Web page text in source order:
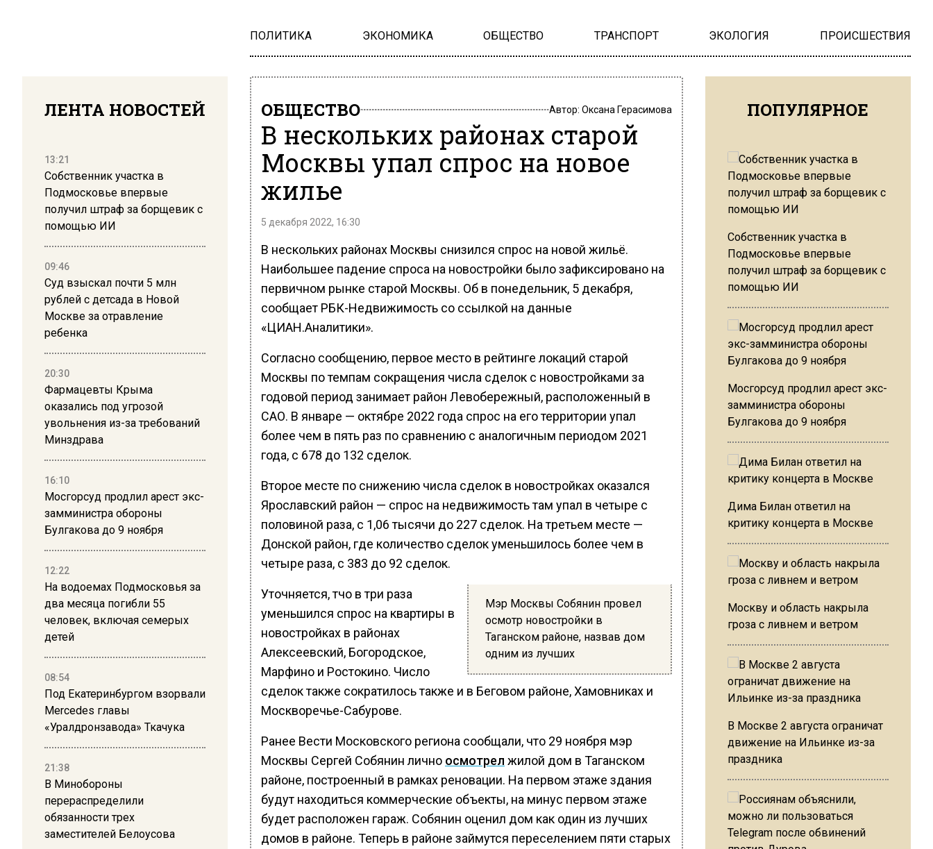
ПОЛИТИКА ЭКОНОМИКА ОБЩЕСТВО ТРАНСПОРТ ЭКОЛОГИЯ ПРОИСШЕСТВИЯ
ЛЕНТА НОВОСТЕЙ
13:21
Собственник участка в
Подмосковье впервые
получил штраф за борщевик с
помощью ИИ
09:46
Суд взыскал почти 5 млн
рублей с детсада в Новой
Москве за отравление
ребенка
20:30
Фармацевты Крыма
оказались под угрозой
увольнения из-за требований
Минздрава
16:10
Мосгорсуд продлил арест экс-
замминистра обороны
Булгакова до 9 ноября
12:22
На водоемах Подмосковья за
два месяца погибли 55
человек, включая семерых
детей
08:54
Под Екатеринбургом взорвали
Mercedes главы
«Уралдронзавода» Ткачука
21:38
В Минобороны
перераспределили
обязанности трех
заместителей Белоусова
ОБЩЕСТВО Автор: Оксана Герасимова
В нескольких районах старой
Москвы упал спрос на новое
жилье
5 декабря 2022, 16:30
В нескольких районах Москвы снизился спрос на новой жильё.
Наибольшее падение спроса на новостройки было зафиксировано на
первичном рынке старой Москвы. Об в понедельник, 5 декабря,
сообщает РБК-Недвижимость со ссылкой на данные
«ЦИАН.Аналитики».
Согласно сообщению, первое место в рейтинге локаций старой
Москвы по темпам сокращения числа сделок с новостройками за
годовой период занимает район Левобережный, расположенный в
САО. В январе — октябре 2022 года спрос на его территории упал
более чем в пять раз по сравнению с аналогичным периодом 2021
года, с 678 до 132 сделок.
Второе месте по снижению числа сделок в новостройках оказался
Ярославский район — спрос на недвижимость там упал в четыре с
половиной раза, с 1,06 тысячи до 227 сделок. На третьем месте —
Донской район, где количество сделок уменьшилось более чем в
четыре раза, с 383 до 92 сделок.
Мэр Москвы Собянин провел
осмотр новостройки в
Таганском районе, назвав дом
одним из лучших
Уточняется, тчо в три раза
уменьшился спрос на квартиры в
новостройках в районах
Алексеевский, Богородское,
Марфино и Ростокино. Число
сделок также сократилось также и в Беговом районе, Хамовниках и
Москворечье-Сабурове.
Ранее Вести Московского региона сообщали, что 29 ноября мэр
Москвы Сергей Собянин лично осмотрел жилой дом в Таганском
районе, построенный в рамках реновации. На первом этаже здания
будут находиться коммерческие объекты, на минус первом этаже
будет расположен гараж. Собянин оценил дом как один из лучших
домов в районе. Теперь в районе займутся переселением пяти старых
ПОПУЛЯРНОЕ
Собственник участка в
Подмосковье впервые
получил штраф за борщевик с
помощью ИИ
Мосгорсуд продлил арест экс-
замминистра обороны
Булгакова до 9 ноября
Дима Билан ответил на
критику концерта в Москве
Москву и область накрыла
гроза с ливнем и ветром
В Москве 2 августа ограничат
движение на Ильинке из-за
праздника